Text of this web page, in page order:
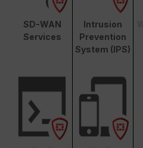
SD-WAN
Services
Intrusion
Prevention
System (IPS)